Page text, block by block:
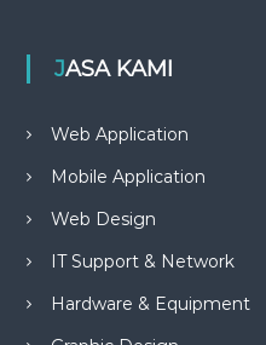
JASA KAMI
Web Application
Mobile Application
Web Design
IT Support & Network
Hardware & Equipment